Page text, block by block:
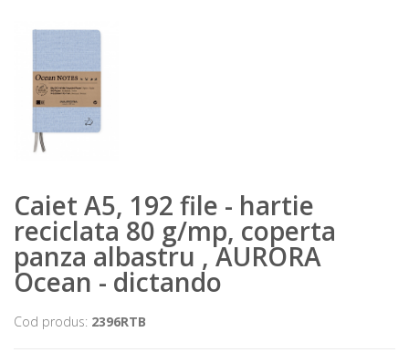
Caiet A5, 192 file - hartie
reciclata 80 g/mp, coperta
panza albastru , AURORA
Ocean - dictando
Cod produs: 2396RTB